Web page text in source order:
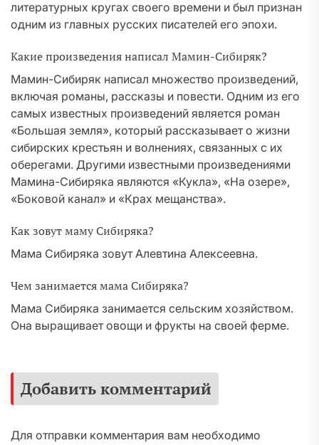
литературных кругах своего времени и был признан
одним из главных русских писателей его эпохи.
Какие произведения написал Мамин-Сибиряк?
Мамин-Сибиряк написал множество произведений,
включая романы, рассказы и повести. Одним из его
самых известных произведений является роман
«Большая земля», который рассказывает о жизни
сибирских крестьян и волнениях, связанных с их
оберегами. Другими известными произведениями
Мамина-Сибиряка являются «Кукла», «На озере»,
«Боковой канал» и «Крах мещанства».
Как зовут маму Сибиряка?
Мама Сибиряка зовут Алевтина Алексеевна.
Чем занимается мама Сибиряка?
Мама Сибиряка занимается сельским хозяйством.
Она выращивает овощи и фрукты на своей ферме.
Добавить комментарий
Для отправки комментария вам необходимо